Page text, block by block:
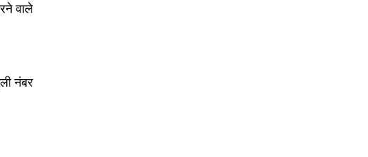
वाले
नंबर